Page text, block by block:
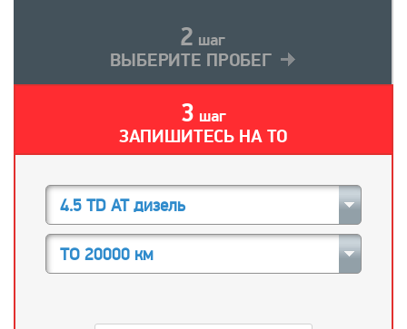
2 шаг
ВЫБЕРИТЕ ПРОБЕГ
3 шаг
ЗАПИШИТЕСЬ НА ТО
4.5 TD AT дизель
ТО 20000 км